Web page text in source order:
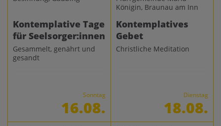
Kontemplative Tage
für Seelsorger:innen
Gesammelt, genährt und
gesandt
Sonntag
16.08.
Königin, Braunau am Inn
Kontemplatives
Gebet
Christliche Meditation
Dienstag
18.08.